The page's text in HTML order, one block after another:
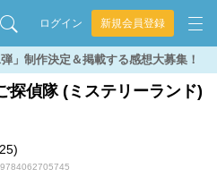
ログイン 新規会員登録
」制作決定＆掲載する感想大募集！
探偵隊 (ミステリーランド)
9784062705745